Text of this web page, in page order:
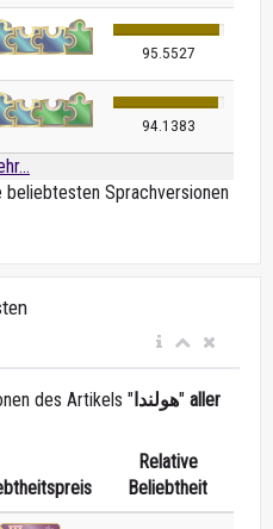
95.5527
94.1383
Sprachversionen
des Artikels "هولندا" aller
Relative
Beliebtheit